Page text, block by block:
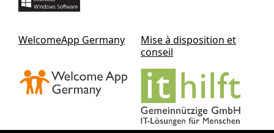
WelcomeApp Germany
Mise à disposition et
conseil